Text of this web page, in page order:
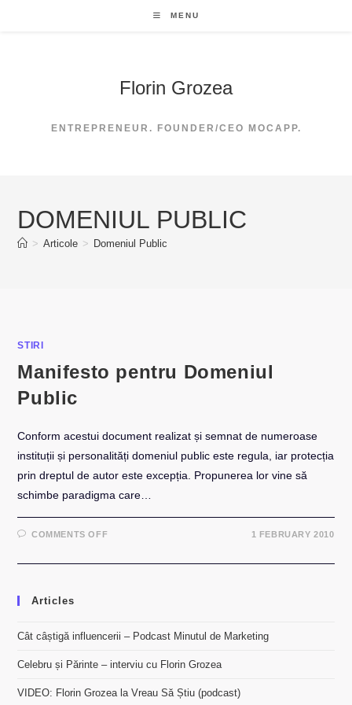
MENU
Florin Grozea
ENTREPRENEUR. FOUNDER/CEO MOCAPP.
DOMENIUL PUBLIC
> Articole > Domeniul Public
STIRI
Manifesto pentru Domeniul
Public
Conform acestui document realizat și semnat de numeroase
instituții și personalități domeniul public este regula, iar protecția
prin dreptul de autor este excepția. Propunerea lor vine să
schimbe paradigma care…
COMMENTS OFFON
DOMENIUL
1 FEBRUARY 2010
Articles
Cât câștigă influencerii – Podcast Minutul de Marketing
Celebru și Părinte – interviu cu Florin Grozea
VIDEO: Florin Grozea la Vreau Să Știu (podcast)